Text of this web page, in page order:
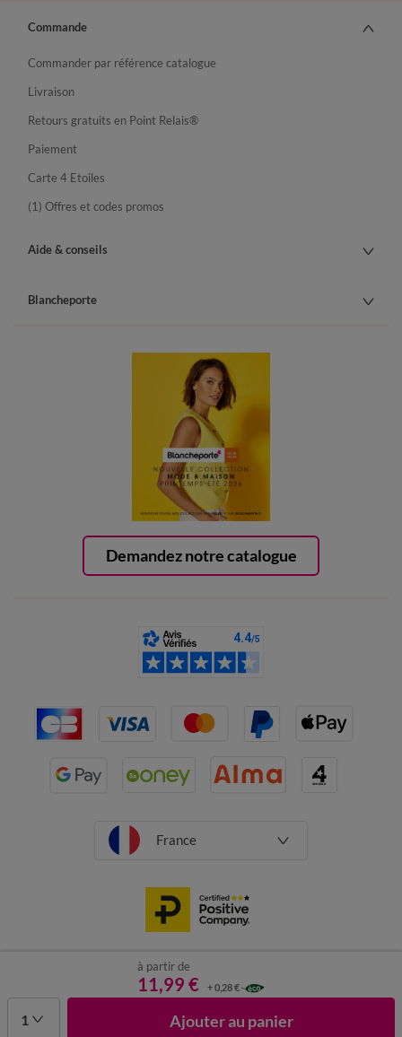
à partir de
11,99 € + 0,28 €
1 Ajouter au panier
Demandez notre catalogue
Commande
Commander par référence catalogue
Livraison
Retours gratuits en Point Relais®
Paiement
Carte 4 Etoiles
(1) Offres et codes promos
Aide & conseils
Blancheporte
France
Mentions légales Données personnelles